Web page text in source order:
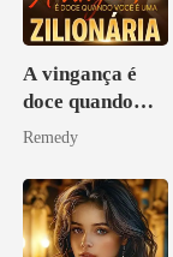
A vingança é
doce quando
você é uma
Remedy